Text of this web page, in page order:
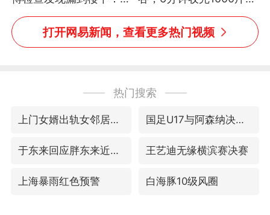
风口未延伸到外墙
没有一个人掉链子
打开网易新闻，查看更多热门视频
热门搜索
上门女婿出轨女邻居多年被判重婚罪 国足U17与阿森纳决赛取消 并列冠军
于东来回应胖东来近25年老店年底关闭 王艺迪无缘横滨赛决赛
上海暴雨红色预警 白海豚10级风圈